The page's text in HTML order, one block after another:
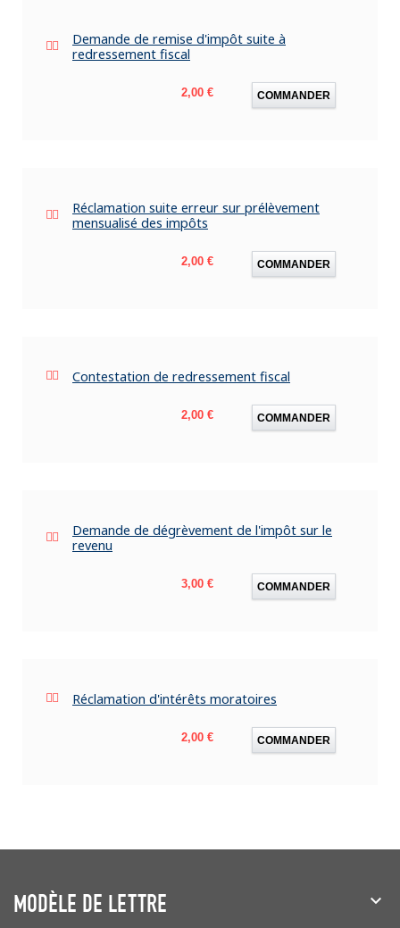
Demande de remise d'impôt suite à
redressement fiscal
Prix
2,00 € COMMANDER
Réclamation suite erreur sur prélèvement
mensualisé des impôts
Prix
2,00 € COMMANDER
Contestation de redressement fiscal
Prix
2,00 € COMMANDER
Demande de dégrèvement de l'impôt sur le
revenu
Prix
3,00 € COMMANDER
Réclamation d'intérêts moratoires
Prix
2,00 € COMMANDER
MODÈLE DE LETTRE